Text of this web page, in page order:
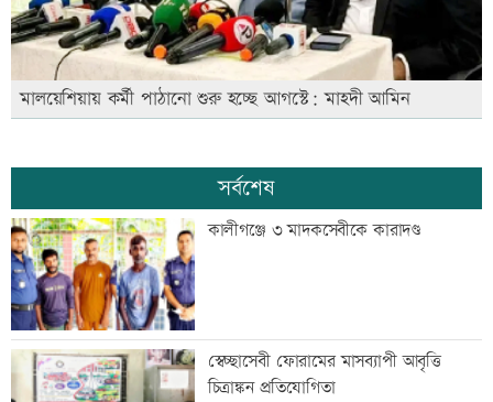
মালয়েশিয়ায় কর্মী পাঠানো শুরু হচ্ছে আগস্টে: মাহদী আমিন
সর্বশেষ
কালীগঞ্জে ৩ মাদকসেবীকে কারাদণ্ড
স্বেচ্ছাসেবী ফোরামের মাসব্যাপী আবৃত্তি
চিত্রাঙ্কন প্রতিযোগিতা